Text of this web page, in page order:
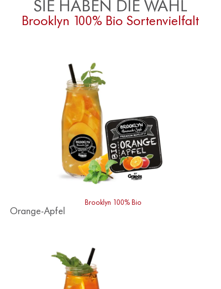
SIE HABEN DIE WAHL
Brooklyn 100% Bio Sortenvielfalt
Brooklyn 100% Bio
Orange-Apfel